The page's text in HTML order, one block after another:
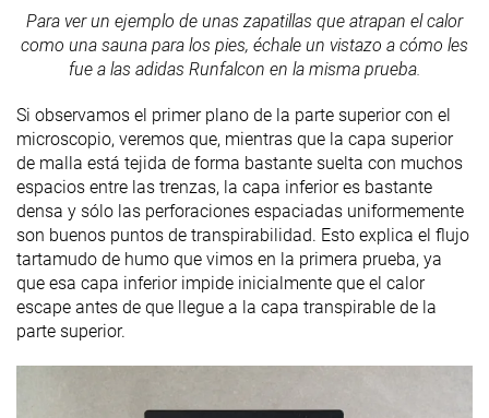
Para ver un ejemplo de unas zapatillas que atrapan el calor
como una sauna para los pies, échale un vistazo a cómo les
fue a las adidas Runfalcon en la misma prueba.
Si observamos el primer plano de la parte superior con el
microscopio, veremos que, mientras que la capa superior
de malla está tejida de forma bastante suelta con muchos
espacios entre las trenzas, la capa inferior es bastante
densa y sólo las perforaciones espaciadas uniformemente
son buenos puntos de transpirabilidad. Esto explica el flujo
tartamudo de humo que vimos en la primera prueba, ya
que esa capa inferior impide inicialmente que el calor
escape antes de que llegue a la capa transpirable de la
parte superior.